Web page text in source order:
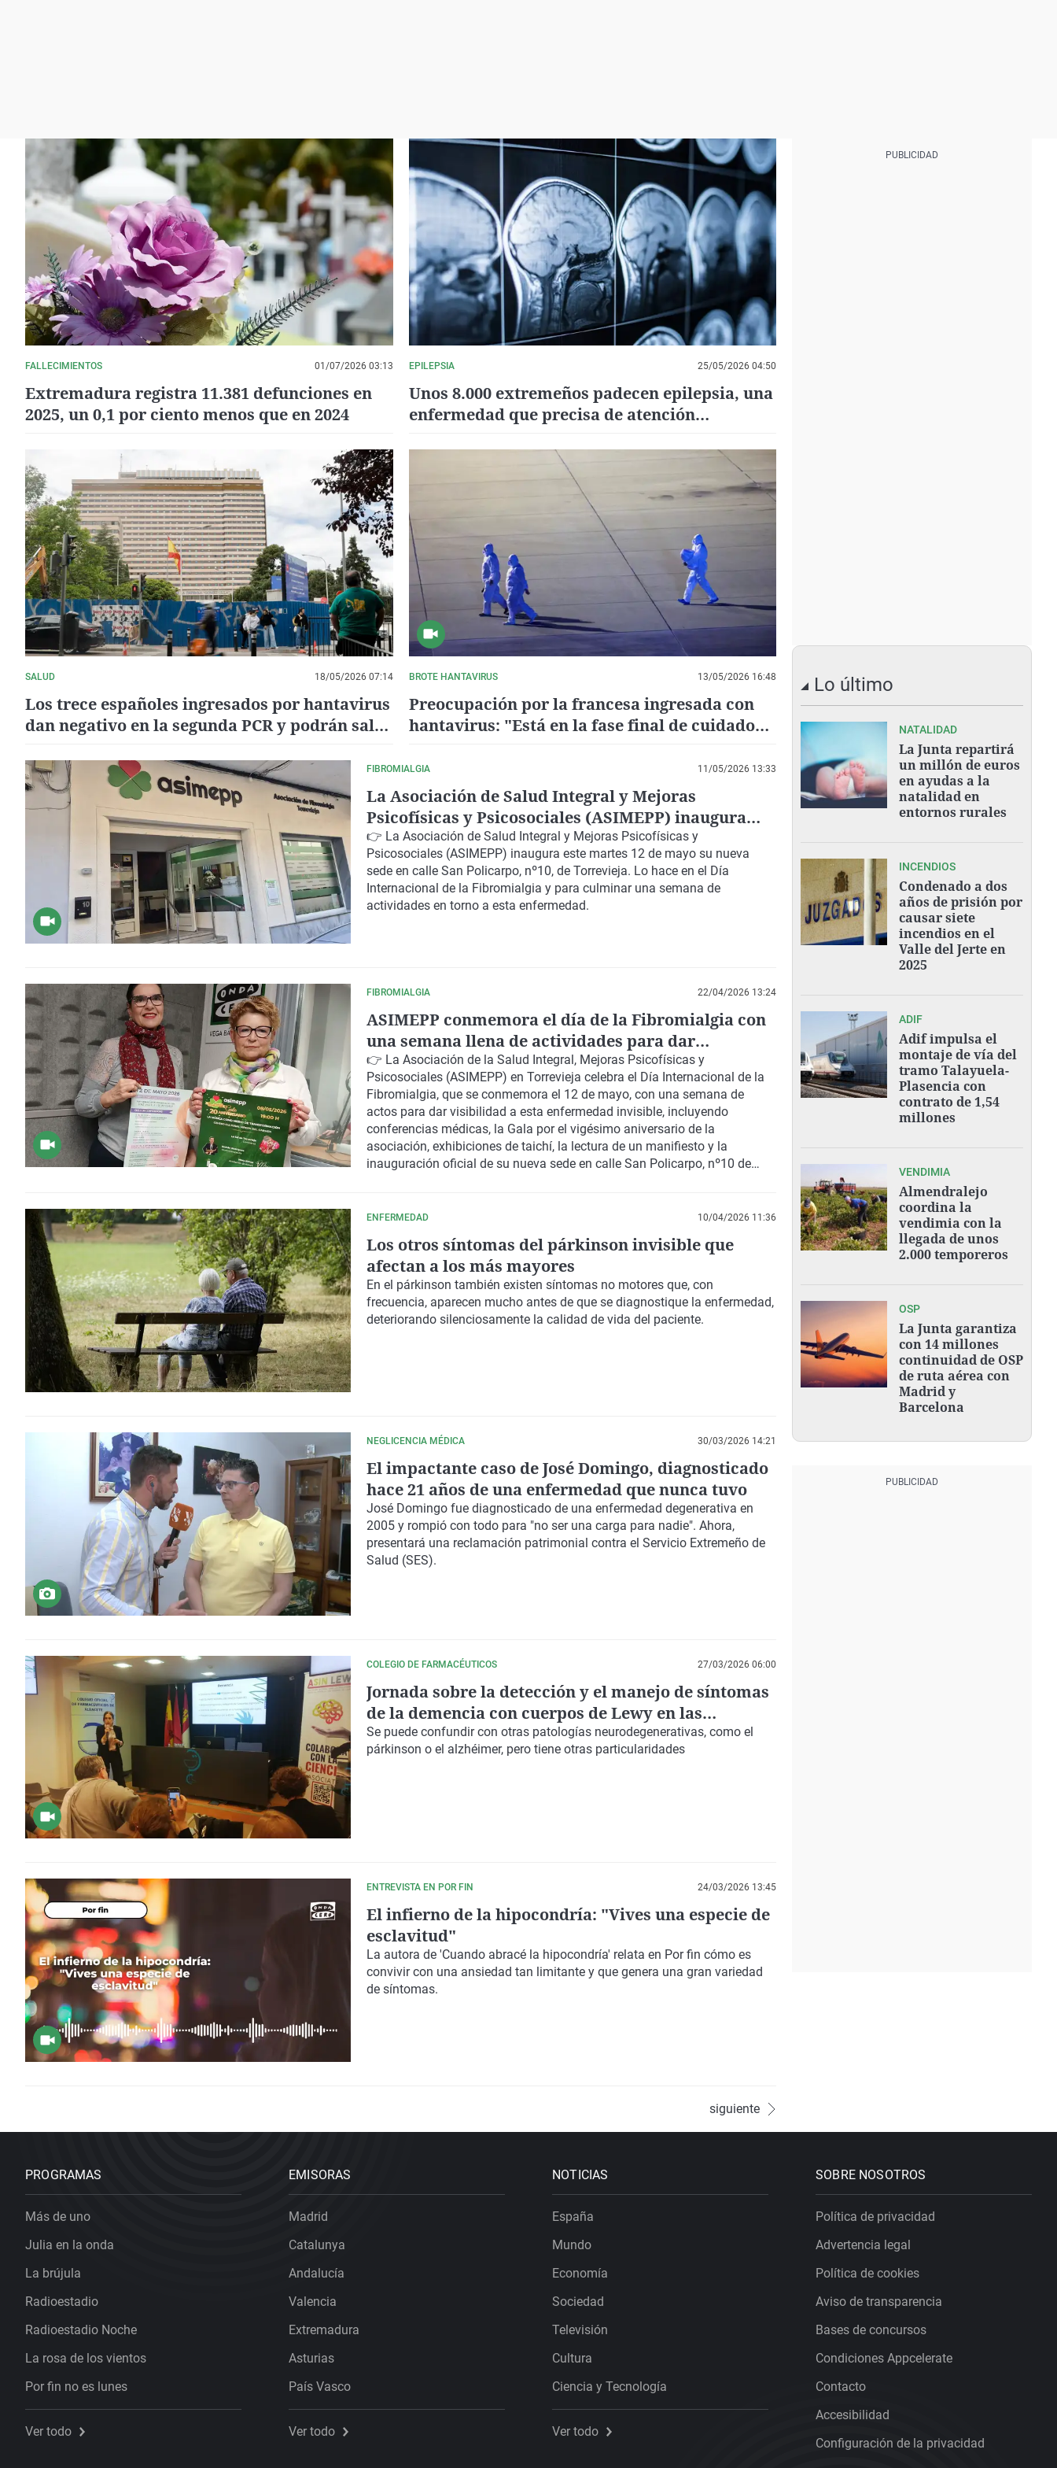
FALLECIMIENTOS 01/07/2026 03:13
Extremadura registra 11.381 defunciones en
2025, un 0,1 por ciento menos que en 2024
EPILEPSIA 25/05/2026 04:50
Unos 8.000 extremeños padecen epilepsia, una
enfermedad que precisa de atención
SALUD 18/05/2026 07:14
Los trece españoles ingresados por hantavirus
dan negativo en la segunda PCR y podrán salir
BROTE HANTAVIRUS 13/05/2026 16:48
Preocupación por la francesa ingresada con
hantavirus: "Está en la fase final de cuidados
FIBROMIALGIA 11/05/2026 13:33
La Asociación de Salud Integral y Mejoras
Psicofísicas y Psicosociales (ASIMEPP) inaugura
nueva sede en el Día de la Fibromialgia
👉 La Asociación de Salud Integral y Mejoras Psicofísicas y
Psicosociales (ASIMEPP) inaugura este martes 12 de mayo su nueva
sede en calle San Policarpo, nº10, de Torrevieja. Lo hace en el Día
Internacional de la Fibromialgia y para culminar una semana de
actividades en torno a esta enfermedad.
FIBROMIALGIA 22/04/2026 13:24
ASIMEPP conmemora el día de la Fibromialgia con
una semana llena de actividades para dar
visibilidad a la llamada 'enfermedad invisible'
👉 La Asociación de la Salud Integral, Mejoras Psicofísicas y
Psicosociales (ASIMEPP) en Torrevieja celebra el Día Internacional de la
Fibromialgia, que se conmemora el 12 de mayo, con una semana de
actos para darvisibilidad a esta enfermedad invisible, incluyendo
conferencias médicas, la Gala por el vigésimo aniversario de la
asociación, exhibiciones de taichí, la lectura de un manifiesto y la
inauguración oficial de su nueva sede en calle San Policarpo, nº10 de
ENFERMEDAD 10/04/2026 11:36
Los otros síntomas del párkinson invisible que
afectan a los más mayores
En el párkinson también existen síntomas no motores que, con
frecuencia, aparecen mucho antes de que se diagnostique la enfermedad,
deteriorando silenciosamente la calidad de vida del paciente.
NEGLICENCIA MÉDICA 30/03/2026 14:21
El impactante caso de José Domingo, diagnosticado
hace 21 años de una enfermedad que nunca tuvo
José Domingo fue diagnosticado de una enfermedad degenerativa en
2005 y rompió con todo para "no ser una carga para nadie". Ahora,
presentará una reclamación patrimonial contra el Servicio Extremeño de
Salud (SES).
COLEGIO DE FARMACÉUTICOS 27/03/2026 06:00
Jornada sobre la detección y el manejo de síntomas
de la demencia con cuerpos de Lewy en las
farmacias
Se puede confundir con otras patologías neurodegenerativas, como el
párkinson o el alzhéimer, pero tiene otras particularidades
ENTREVISTA EN POR FIN 24/03/2026 13:45
El infierno de la hipocondría: "Vives una especie de
esclavitud"
La autora de 'Cuando abracé la hipocondría' relata en Por fin cómo es
convivir con una ansiedad tan limitante y que genera una gran variedad
de síntomas.
siguiente
Lo último
NATALIDAD
La Junta repartirá
un millón de euros
en ayudas a la
natalidad en
entornos rurales
INCENDIOS
Condenado a dos
años de prisión por
causar siete
incendios en el
Valle del Jerte en
2025
ADIF
Adif impulsa el
montaje de vía del
tramo Talayuela-
Plasencia con
contrato de 1,54
millones
VENDIMIA
Almendralejo
coordina la
vendimia con la
llegada de unos
2.000 temporeros
OSP
La Junta garantiza
con 14 millones
continuidad de OSP
de ruta aérea con
Madrid y
Barcelona
PROGRAMAS
Más de uno
Julia en la onda
La brújula
Radioestadio
Radioestadio Noche
La rosa de los vientos
Por fin no es lunes
Ver todo
EMISORAS
Madrid
Catalunya
Andalucía
Valencia
Extremadura
Asturias
País Vasco
Ver todo
NOTICIAS
España
Mundo
Economía
Sociedad
Televisión
Cultura
Ciencia y Tecnología
Ver todo
SOBRE NOSOTROS
Política de privacidad
Advertencia legal
Política de cookies
Aviso de transparencia
Bases de concursos
Condiciones Appcelerate
Contacto
Accesibilidad
Configuración de la privacidad